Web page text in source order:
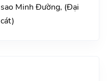
sao Minh Đường, (Đại
cát)